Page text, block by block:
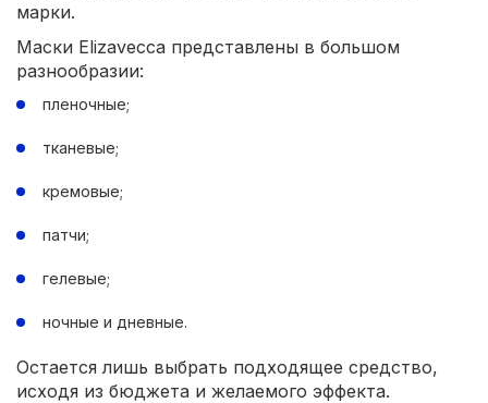
марки.
Маски Elizavecca представлены в большом
разнообразии:
пленочные;
тканевые;
кремовые;
патчи;
гелевые;
ночные и дневные.
Остается лишь выбрать подходящее средство,
исходя из бюджета и желаемого эффекта.